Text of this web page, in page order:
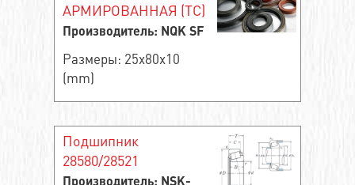
АРМИРОВАННАЯ (TC)
Производитель: NQK SF
Размеры: 25x80x10
(mm)
Подшипник
28580/28521